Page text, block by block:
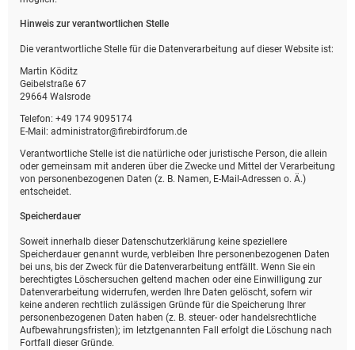
Hinweis zur verantwortlichen Stelle
Die verantwortliche Stelle für die Datenverarbeitung auf dieser Website ist:
Martin Köditz
Geibelstraße 67
29664 Walsrode
Telefon: +49 174 9095174
E-Mail: administrator@firebirdforum.de
Verantwortliche Stelle ist die natürliche oder juristische Person, die allein
oder gemeinsam mit anderen über die Zwecke und Mittel der Verarbeitung
von personenbezogenen Daten (z. B. Namen, E-Mail-Adressen o. Ä.)
entscheidet.
Speicherdauer
Soweit innerhalb dieser Datenschutzerklärung keine speziellere
Speicherdauer genannt wurde, verbleiben Ihre personenbezogenen Daten
bei uns, bis der Zweck für die Datenverarbeitung entfällt. Wenn Sie ein
berechtigtes Löschersuchen geltend machen oder eine Einwilligung zur
Datenverarbeitung widerrufen, werden Ihre Daten gelöscht, sofern wir
keine anderen rechtlich zulässigen Gründe für die Speicherung Ihrer
personenbezogenen Daten haben (z. B. steuer- oder handelsrechtliche
Aufbewahrungsfristen); im letztgenannten Fall erfolgt die Löschung nach
Fortfall dieser Gründe.